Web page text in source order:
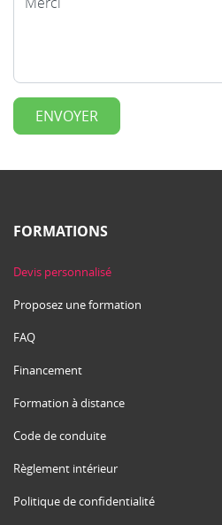
FORMATIONS
Devis personnalisé
Proposez une formation
FAQ
Financement
Formation à distance
Code de conduite
Règlement intérieur
Politique de confidentialité